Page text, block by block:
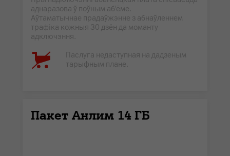
аднаразова ў поўным аб'ёме.
Аўтаматычнае прадаўжэнне з абнаўленнем
трафіка кожныя 30 дзён да моманту
адключэння.
Паслуга недаступная на дадзеным
тарыфным плане.
Пакет Анлим 14 ГБ